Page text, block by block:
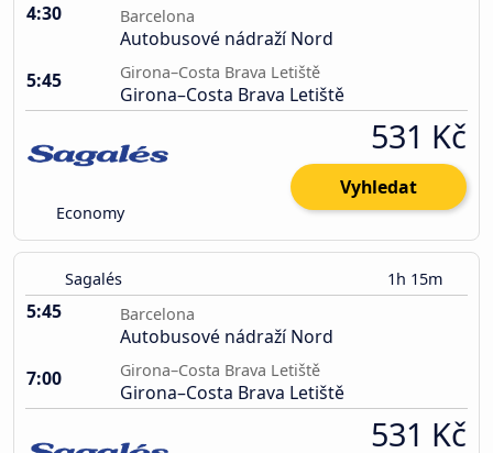
4:30 Barcelona
Autobusové nádraží Nord
5:45
Girona–Costa Brava Letiště
Girona–Costa Brava Letiště
Economy
531 Kč
Vyhledat
Sagalés 1h 15m
5:45 Barcelona
Autobusové nádraží Nord
7:00
Girona–Costa Brava Letiště
Girona–Costa Brava Letiště
531 Kč